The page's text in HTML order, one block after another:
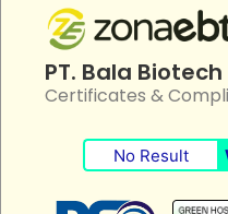
PT. Bala
Certificates &
No Result